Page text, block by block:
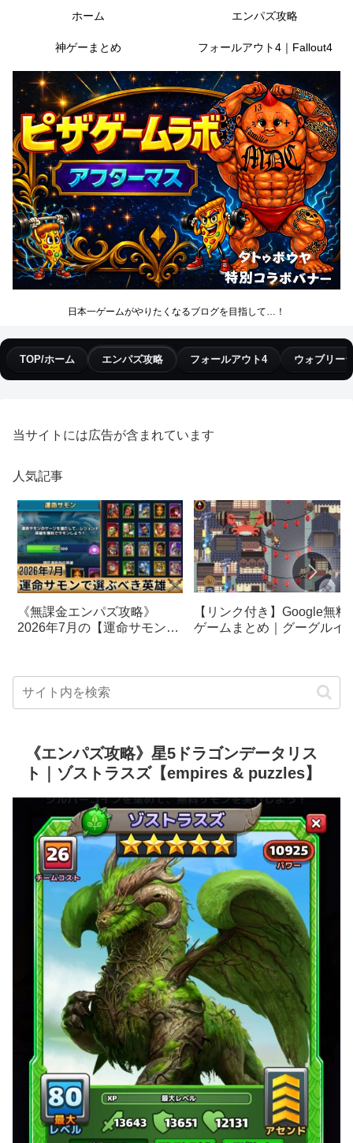
日本一ゲームがやりたくなるブログを目指して…！
ホーム エンパズ攻略
神ゲーまとめ フォールアウト4｜Fallout4
TOP/ホーム エンパズ攻略 フォールアウト4 ウォブリー
当サイトには広告が含まれています
人気記事
《無課金エンパズ攻略》
2026年7月の【運命サモン】
【リンク付き】Google無料
ゲームまとめ｜グーグルイ
クetc…
《エンパズ攻略》星5ドラゴンデータリス
ト｜ゾストラスズ【empires & puzzles】